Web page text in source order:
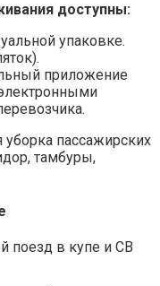
доступны:
упаковке.
приложение
уборка пассажирских
тамбуры,
поезд в купе и СВ